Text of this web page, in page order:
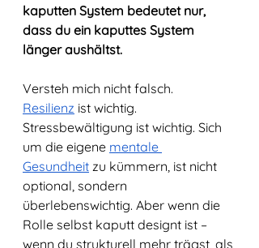
kaputten System bedeutet nur,
dass du ein kaputtes System
länger aushältst.
Versteh mich nicht falsch.
Resilienz ist wichtig.
Stressbewältigung ist wichtig. Sich
um die eigene mentale
Gesundheit zu kümmern, ist nicht
optional, sondern
überlebenswichtig. Aber wenn die
Rolle selbst kaputt designt ist –
wenn du strukturell mehr trägst, als